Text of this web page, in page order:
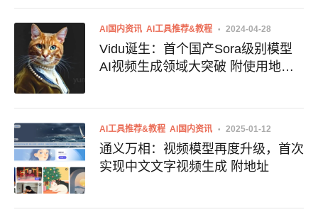
AI国内资讯 AI工具推荐&教程 2024-04-28
Vidu诞生：首个国产Sora级别模型
AI视频生成领域大突破 附使用地址
AI工具推荐&教程 AI国内资讯 2025-01-12
通义万相：视频模型再度升级，首次
实现中文文字视频生成 附地址